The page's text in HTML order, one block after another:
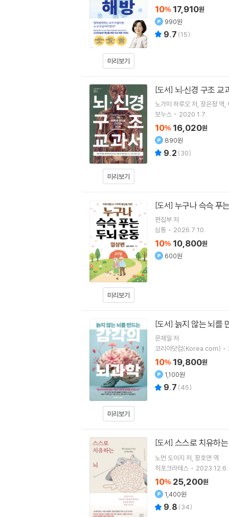
미리보기
10% 17,910원
990원
9.7 (15)
미리보기
[도서] 뇌·신경 구조 교
노가미 하루오 저 장은정 역
보누스
2020.1.7.
10% 16,020원
890원
9.2 (30)
미리보기
[도서] 누구나 슥슥 푸
편집부 저
심통
2026.7.10.
10% 10,800원
600원
미리보기
[도서] 늙지 않는 뇌를
문제일 저
코리아닷컴(Korea.com)
10% 19,800원
1,100원
9.7 (45)
[도서] 스스로 치유하
노먼 도이지 저 장호연 역
히포크라테스
2023.12.6.
10% 25,200원
1,400원
9.8 (34)